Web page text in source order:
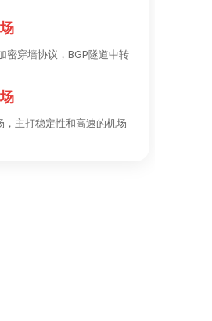
密穿墙协议，BGP隧道中转
，主打稳定性和高速的机场